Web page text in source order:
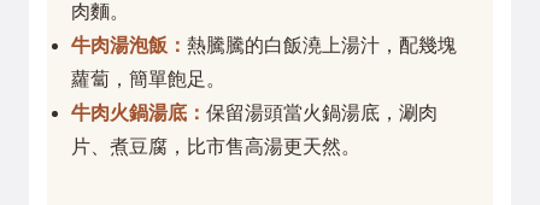
肉麵。
牛肉湯泡飯： 熱騰騰的白飯澆上湯汁，配幾塊
蘿蔔，簡單飽足。
牛肉火鍋湯底： 保留湯頭當火鍋湯底，涮肉
片、煮豆腐，比市售高湯更天然。